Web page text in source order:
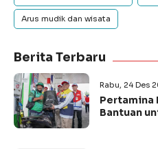
Arus mudik dan wisata
Berita Terbaru
Rabu, 24 Des
Pertamina
Bantuan